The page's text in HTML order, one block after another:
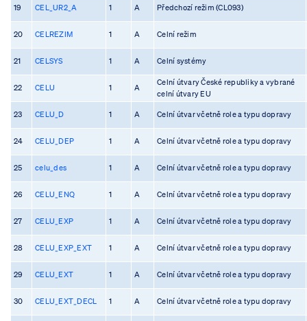
19 CEL_UR2_A 1 A Předchozí režim (CL093)
20 CELREZIM 1 A Celní režim
21 CELSYS 1 A Celní systémy
22 CELU 1 A
Celní útvary České republiky a vybrané
celní útvary EU
23 CELU_D 1 A Celní útvar včetně role a typu dopravy
24 CELU_DEP 1 A Celní útvar včetně role a typu dopravy
25 celu_des 1 A Celní útvar včetně role a typu dopravy
26 CELU_ENQ 1 A Celní útvar včetně role a typu dopravy
27 CELU_EXP 1 A Celní útvar včetně role a typu dopravy
28 CELU_EXP_EXT 1 A Celní útvar včetně role a typu dopravy
29 CELU_EXT 1 A Celní útvar včetně role a typu dopravy
30 CELU_EXT_DECL 1 A Celní útvar včetně role a typu dopravy